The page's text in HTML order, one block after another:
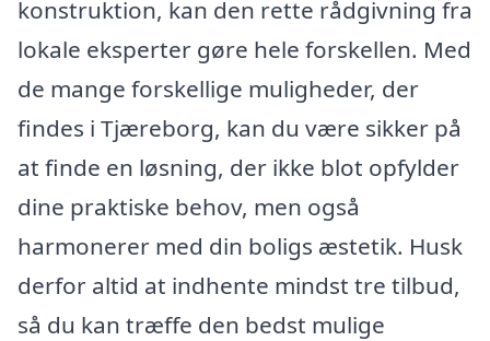
konstruktion, kan den rette rådgivning fra
lokale eksperter gøre hele forskellen. Med
de mange forskellige muligheder, der
findes i Tjæreborg, kan du være sikker på
at finde en løsning, der ikke blot opfylder
dine praktiske behov, men også
harmonerer med din boligs æstetik. Husk
derfor altid at indhente mindst tre tilbud,
så du kan træffe den bedst mulige